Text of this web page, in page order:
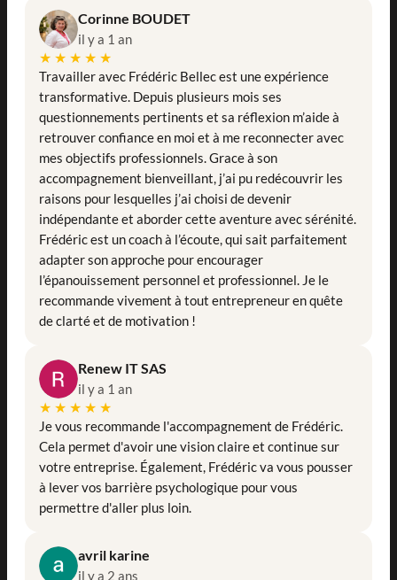
Corinne BOUDET
il y a 1 an
★★★★★
Travailler avec Frédéric Bellec est une expérience
transformative. Depuis plusieurs mois ses
questionnements pertinents et sa réflexion m’aide à
retrouver confiance en moi et à me reconnecter avec
mes objectifs professionnels. Grace à son
accompagnement bienveillant, j’ai pu redécouvrir les
raisons pour lesquelles j’ai choisi de devenir
indépendante et aborder cette aventure avec sérénité.
Frédéric est un coach à l’écoute, qui sait parfaitement
adapter son approche pour encourager
l’épanouissement personnel et professionnel. Je le
recommande vivement à tout entrepreneur en quête
de clarté et de motivation !
Renew IT SAS
il y a 1 an
★★★★★
Je vous recommande l'accompagnement de Frédéric.
Cela permet d'avoir une vision claire et continue sur
votre entreprise. Également, Frédéric va vous pousser
à lever vos barrière psychologique pour vous
permettre d'aller plus loin.
avril karine
il y a 2 ans